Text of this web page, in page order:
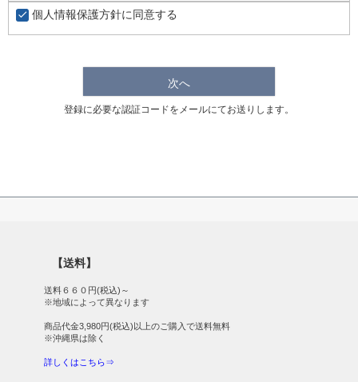
個人情報保護方針に同意する
次へ
登録に必要な認証コードをメールにてお送りします。
【送料】
送料６６０円(税込)～
※地域によって異なります
商品代金3,980円(税込)以上のご購入で送料無料
※沖縄県は除く
詳しくはこちら⇒